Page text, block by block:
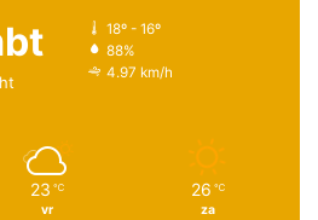
18º - 16º
88%
4.97 km/h
23 ℃
vr
26 ℃
za